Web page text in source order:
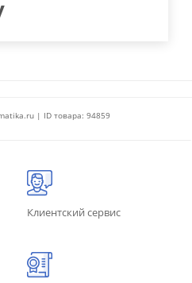
| ID товара: 94859
Клиентский сервис